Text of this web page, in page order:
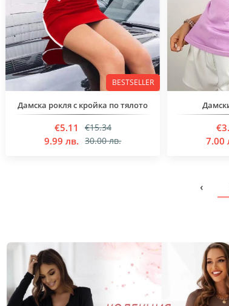
BESTSELLER
Дамска рокля с кройка по тялото
€5.11 €15.34
9.99 лв. 30.00 лв. 7.00
‹